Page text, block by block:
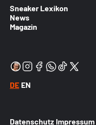
Sneaker Lexikon
News
Magazin
DE EN
Datenschutz Impressum